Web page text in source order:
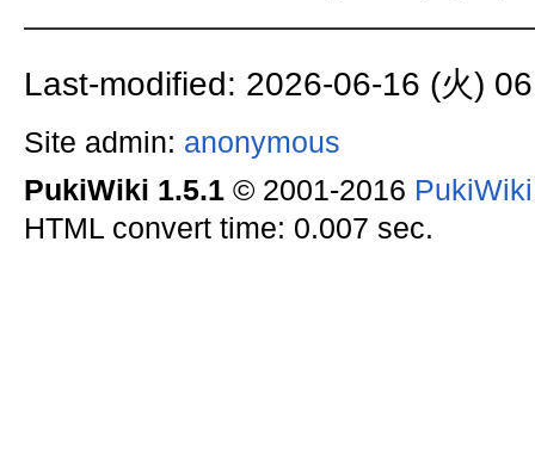
Last-modified: 2026-06-16 (火)
Site admin: anonymous
PukiWiki 1.5.1© 2001-2016
HTML convert time: 0.007 sec.